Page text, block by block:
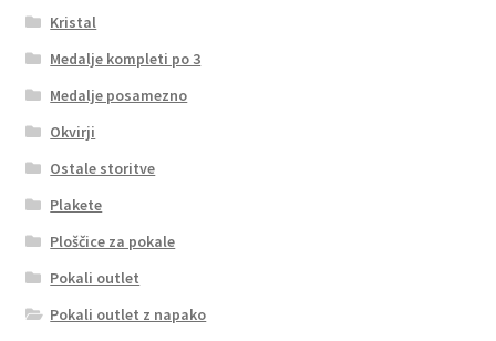
Kristal
Medalje kompleti po 3
Medalje posamezno
Okvirji
Ostale storitve
Plakete
Ploščice za pokale
Pokali outlet
Pokali outlet z napako